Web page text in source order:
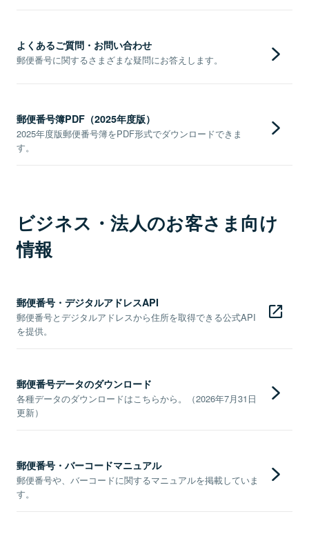
よくあるご質問・お問い合わせ
郵便番号に関するさまざまな疑問にお答えします。
郵便番号簿PDF（2025年度版）
2025年度版郵便番号簿をPDF形式でダウンロードできま
す。
ビジネス・法人のお客さま向け
情報
郵便番号・デジタルアドレスAPI
郵便番号とデジタルアドレスから住所を取得できる公式API
を提供。
郵便番号データのダウンロード
各種データのダウンロードはこちらから。（2026年7月31日
更新）
郵便番号・バーコードマニュアル
郵便番号や、バーコードに関するマニュアルを掲載していま
す。